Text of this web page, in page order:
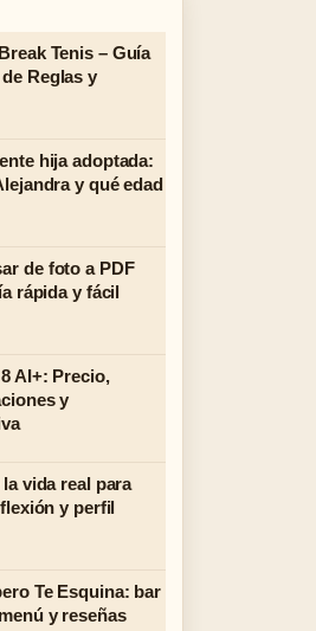
Tenis – Guía
Reglas y
hija adoptada:
y qué edad
de foto a PDF
rápida y fácil
AI+: Precio,
y
vida real para
y perfil
Te Esquina: bar
y reseñas